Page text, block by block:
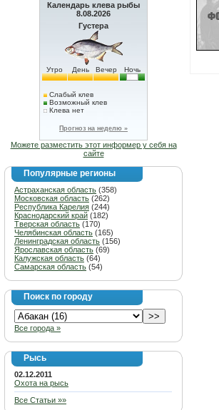
Календарь клева рыбы
8.08.2026
Густера
Утро День Вечер Ночь
Слабый клев
Возможный клев
Клева нет
Прогноз на неделю »
Можете разместить этот информер у себя на
сайте
Популярные регионы
Астраханская область (358)
Московская область (262)
Республика Карелия (244)
Краснодарский край (182)
Тверская область (170)
Челябинская область (165)
Ленинградская область (156)
Ярославская область (69)
Калужская область (64)
Самарская область (54)
Поиск по городу
Все города »
Рысь
02.12.2011
Охота на рысь
Все Статьи »»